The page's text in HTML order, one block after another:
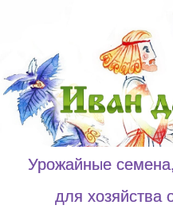
Урожайные
для хозяйства